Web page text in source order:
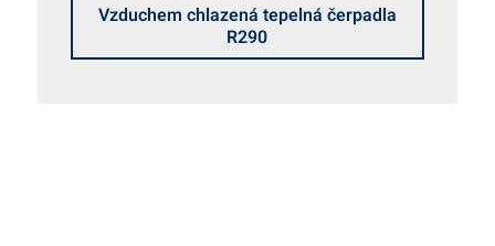
Vzduchem chlazená tepelná čerpadla
R290